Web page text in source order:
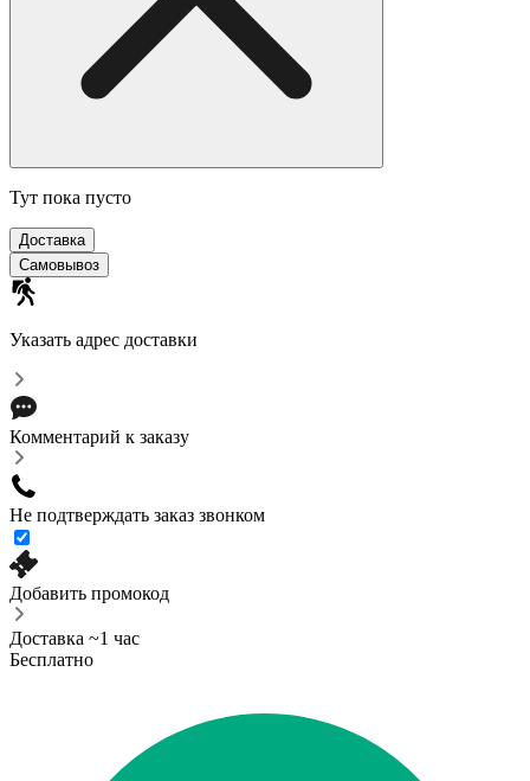
Тут пока пусто
Доставка
Самовывоз
Указать адрес доставки
Комментарий к заказу
Не подтверждать заказ звонком
Добавить промокод
Доставка ~1 час
Бесплатно